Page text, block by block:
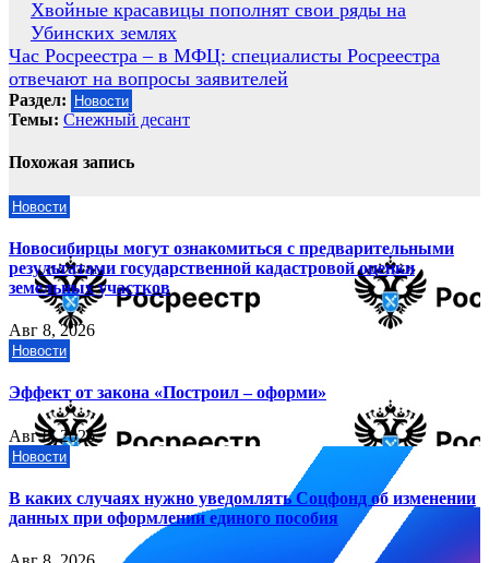
Навигация
по
записям
Хвойные красавицы пополнят свои ряды на
Убинских землях
Час Росреестра – в МФЦ: специалисты Росреестра
отвечают на вопросы заявителей
Раздел: Новости
Темы: Снежный десант
Похожая запись
Новости
Новосибирцы могут ознакомиться с предварительными
результатами государственной кадастровой оценки
земельных участков
Авг 8, 2026
Новости
Эффект от закона «Построил – оформи»
Авг 8, 2026
Новости
В каких случаях нужно уведомлять Соцфонд об изменении
данных при оформлении единого пособия